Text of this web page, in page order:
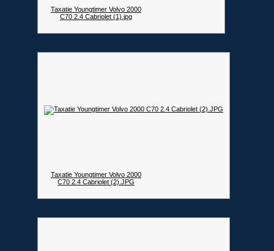
Taxatie Youngtimer Volvo 2000
C70 2.4 Cabriolet (1).jpg
Taxatie Youngtimer Volvo 2000
C70 2.4 Cabriolet (2).JPG